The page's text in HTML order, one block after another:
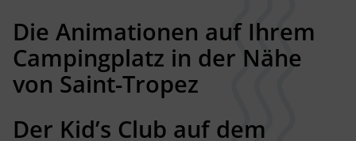
Die Animationen auf Ihrem
Campingplatz in der Nähe
von Saint-Tropez
Der Kid’s Club auf dem